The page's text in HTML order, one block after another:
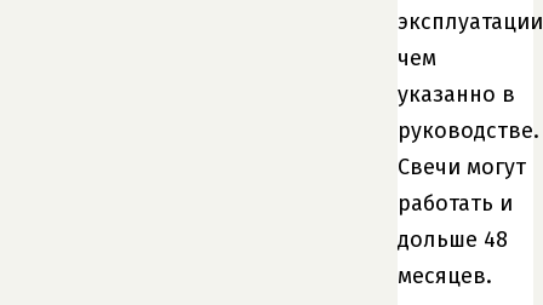
эксплуатации
чем
указанно в
руководстве.
Свечи могут
работать и
дольше 48
месяцев.